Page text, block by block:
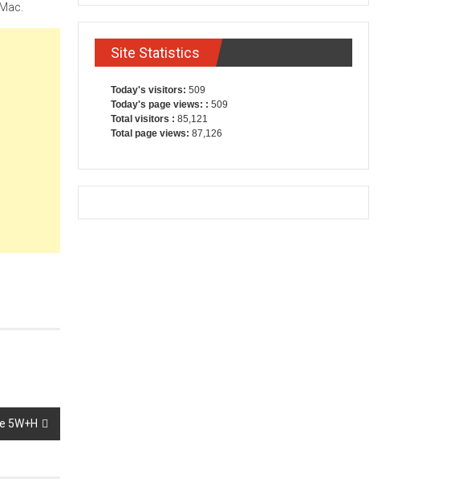
5W+H
Site Statistics
Today's visitors: 509
Today's page views: : 509
Total visitors : 85,121
Total page views: 87,126